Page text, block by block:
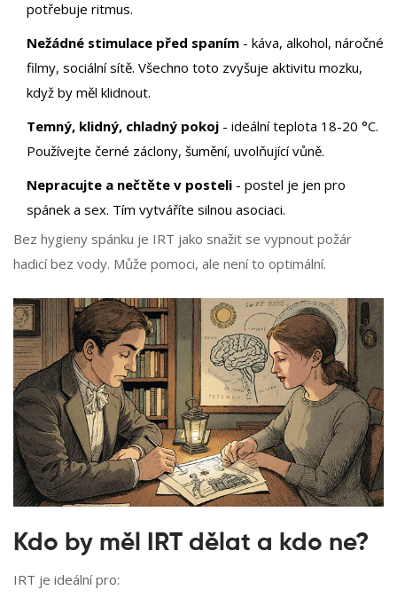
potřebuje ritmus.
Nežádné stimulace před spaním - káva, alkohol, náročné
filmy, sociální sítě. Všechno toto zvyšuje aktivitu mozku,
když by měl klidnout.
Temný, klidný, chladný pokoj - ideální teplota 18-20 °C.
Používejte černé záclony, šumění, uvolňující vůně.
Nepracujte a nečtěte v posteli - postel je jen pro
spánek a sex. Tím vytváříte silnou asociaci.
Bez hygieny spánku je IRT jako snažit se vypnout požár
hadicí bez vody. Může pomoci, ale není to optimální.
Kdo by měl IRT dělat a kdo ne?
IRT je ideální pro: